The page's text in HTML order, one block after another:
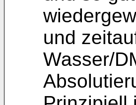
und
Wasser/